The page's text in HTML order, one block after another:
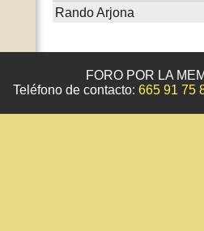
Rando Arjona
FORO POR LA
Teléfono de contacto: 665 91 75